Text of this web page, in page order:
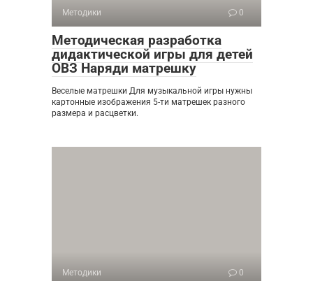
Методики 0
Методическая разработка
дидактической игры для детей
ОВЗ Наряди матрешку
Веселые матрешки Для музыкальной игры нужны
картонные изображения 5-ти матрешек разного
размера и расцветки.
Методики 0